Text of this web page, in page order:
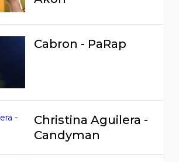
Cabron - PaRap
Christina Aguilera -
Candyman